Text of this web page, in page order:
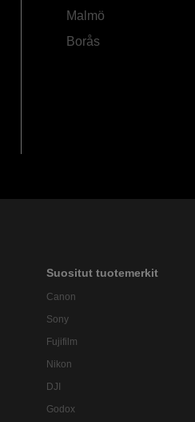
Malmö
Borås
Suositut tuotemerkit
Canon
Sony
Fujifilm
Nikon
DJI
Godox